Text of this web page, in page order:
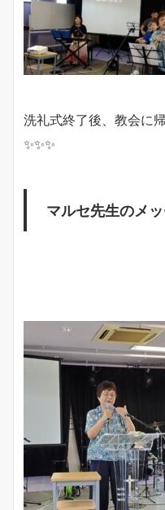
洗礼式終了後、教会に
✨✨✨
マルセ先生のメ